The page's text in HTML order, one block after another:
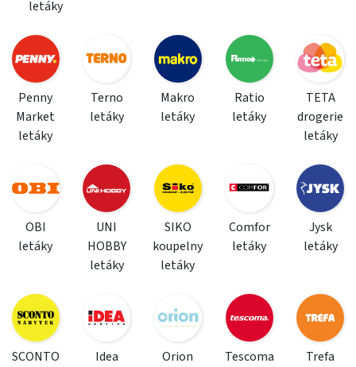
letáky
Penny
Market
letáky
Terno
letáky
Makro
letáky
Ratio
letáky
TETA
drogerie
letáky
OBI
letáky
UNI
HOBBY
letáky
SIKO
koupelny
letáky
Comfor
letáky
Jysk
letáky
SCONTO Idea Orion Tescoma Trefa